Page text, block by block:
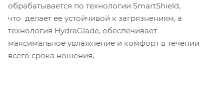
обрабатывается по технологии SmartShield,
что делает ее устойчивой к загрязнениям, а
технология HydraGlade, обеспечивает
максимальное увлажнение и комфорт в течении
всего срока ношения,